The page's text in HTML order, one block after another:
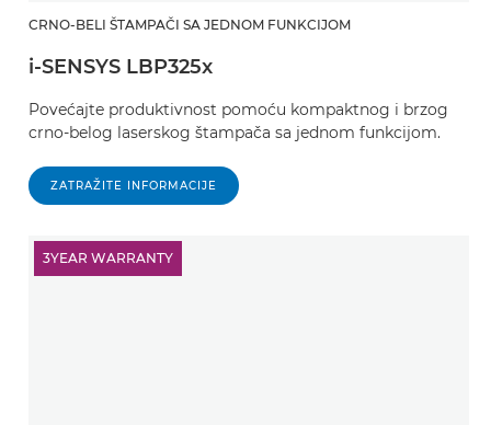
CRNO-BELI ŠTAMPAČI SA JEDNOM FUNKCIJOM
i-SENSYS LBP325x
Povećajte produktivnost pomoću kompaktnog i brzog
crno-belog laserskog štampača sa jednom funkcijom.
ZATRAŽITE INFORMACIJE
3YEAR WARRANTY